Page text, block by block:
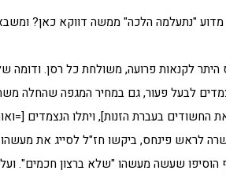
מדוע "נתעלמה הלכה" ממשה דווקא כאן?
לקנאות פרועה, משולחת כל רסן. ודומה
לבעל פעור, גם במחיר המגפה שהחלה
בעברת הזנות], ויתלו הנצמדים
לראש פינחס, ביקשו חז"ל לסייג את
שעשה מעשהו "שלא ברצון חכמים".